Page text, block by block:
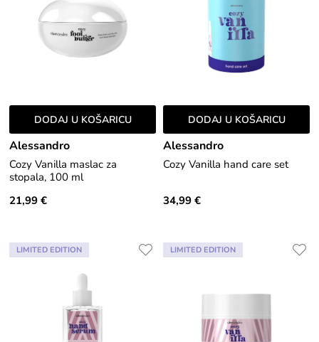
DODAJ U KOŠARICU
Alessandro
Cozy Vanilla maslac za
stopala, 100 ml
21,99 €
DODAJ U KOŠARICU
Alessandro
Cozy Vanilla hand care set
34,99 €
LIMITED EDITION LIMITED EDITION